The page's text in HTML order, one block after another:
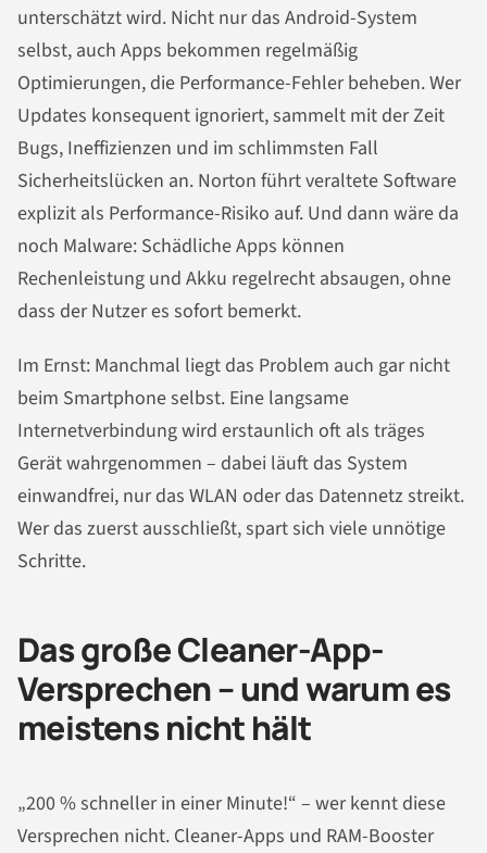
unterschätzt wird. Nicht nur das Android-System
selbst, auch Apps bekommen regelmäßig
Optimierungen, die Performance-Fehler beheben. Wer
Updates konsequent ignoriert, sammelt mit der Zeit
Bugs, Ineffizienzen und im schlimmsten Fall
Sicherheitslücken an. Norton führt veraltete Software
explizit als Performance-Risiko auf. Und dann wäre da
noch Malware: Schädliche Apps können
Rechenleistung und Akku regelrecht absaugen, ohne
dass der Nutzer es sofort bemerkt.
Im Ernst: Manchmal liegt das Problem auch gar nicht
beim Smartphone selbst. Eine langsame
Internetverbindung wird erstaunlich oft als träges
Gerät wahrgenommen – dabei läuft das System
einwandfrei, nur das WLAN oder das Datennetz streikt.
Wer das zuerst ausschließt, spart sich viele unnötige
Schritte.
Das große Cleaner-App-
Versprechen – und warum es
meistens nicht hält
„200 % schneller in einer Minute!“ – wer kennt diese
Versprechen nicht. Cleaner-Apps und RAM-Booster